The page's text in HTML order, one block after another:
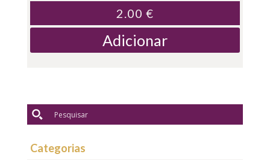
2.00 €
Adicionar
Categorias